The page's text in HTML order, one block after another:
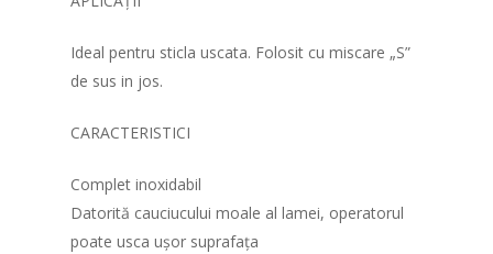
Ideal pentru sticla uscata. Folosit cu miscare „S”
de sus in jos.
CARACTERISTICI
Complet inoxidabil
Datorită cauciucului moale al lamei, operatorul
poate usca ușor suprafața